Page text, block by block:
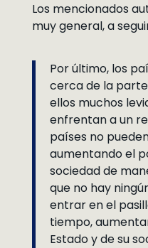
Los mencionados
muy general, a
Por último, los
cerca de la
ellos muchos
enfrentan a un
países no
aumentando el
sociedad de
que no hay
entrar en el
tiempo,
Estado y de su